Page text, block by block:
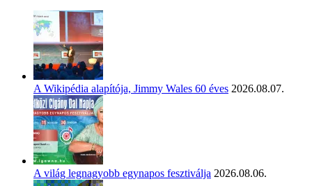
A Wikipédia alapítója, Jimmy Wales 60 éves 2026.08.07.
A világ legnagyobb egynapos fesztiválja 2026.08.06.